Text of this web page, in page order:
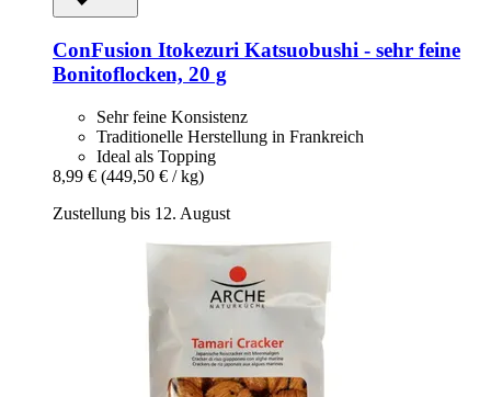
ConFusion Itokezuri Katsuobushi -​ sehr feine
Bonitoflocken, 20 g
Sehr feine Konsistenz
Traditionelle Herstellung in Frankreich
Ideal als Topping
8,99 € (449,50 € / kg)
Zustellung bis 12. August